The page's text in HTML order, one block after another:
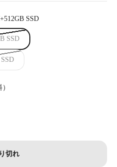
SSD
SSD
切れ